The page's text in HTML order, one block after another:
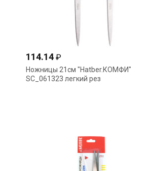
114.14 ₽
Ножницы 21см "Hatber.КОМФИ"
SC_061323 легкий рез